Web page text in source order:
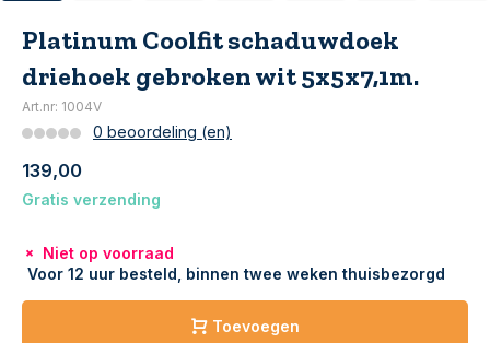
Platinum Coolfit schaduwdoek
driehoek gebroken wit 5x5x7,1m.
Art.nr: 1004V
0 beoordeling (en)
139,00
Gratis verzending
Niet op voorraad
Voor 12 uur besteld, binnen twee weken thuisbezorgd
Toevoegen